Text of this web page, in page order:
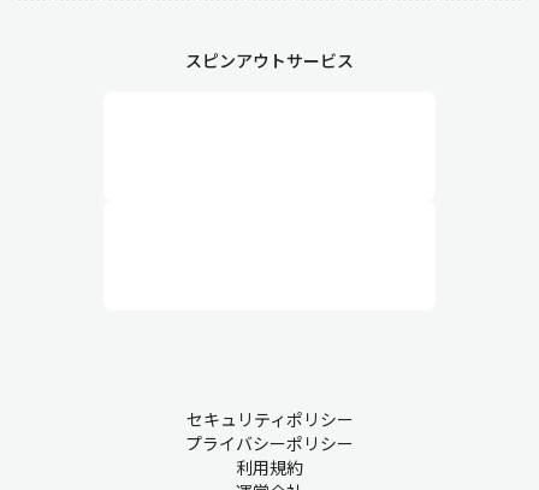
スピンアウトサービス
セキュリティポリシー
プライバシーポリシー
利用規約